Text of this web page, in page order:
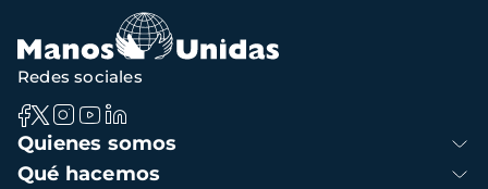
navegación
Navegación
principal
Quienes somos
Qué hacemos
Redes sociales